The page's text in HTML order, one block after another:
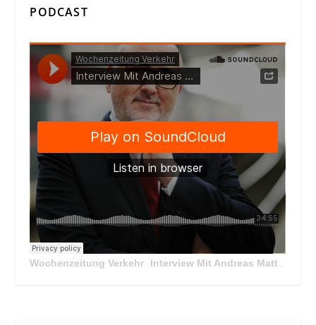
PODCAST
Wochenzeitung Verkehr · Interview Mit Andreas Matthä, CEO der ÖBB Holding